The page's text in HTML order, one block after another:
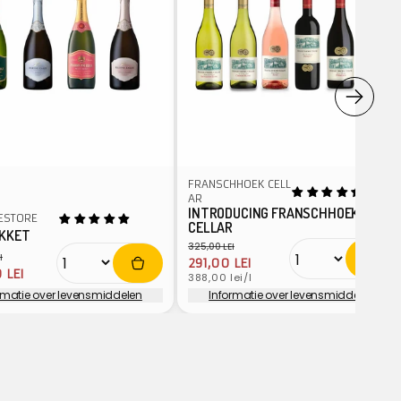
over levensmiddelen
FRANSCHHOEK CELL
AR
INTRODUCING FRANSCHHOEK
CELLAR
Normale
prijs
325,00 LEI
Aanbiedingsprijs
291,00 LEI
Eenheidsprijs
388,00 lei/l
Informatie over levensmiddelen